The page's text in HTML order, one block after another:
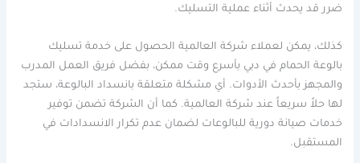
ضرر قد يحدث أثناء عملية التسليك.
كذلك، يمكن لعملاء شركة العالمية الحصول على خدمة تسليك
بالوعة الحمام في دبي بأسرع وقت ممكن، بفضل فريق العمل المدرب
والمجهز بأحدث الأدوات. أي مشكلة متعلقة بانسداد البالوعة، ستجد
لها حلاً سريعاً عند شركة العالمية. كما أن الشركة تضمن توفير
خدمات صيانة دورية للبالوعات لضمان عدم تكرار الانسدادات في
المستقبل.